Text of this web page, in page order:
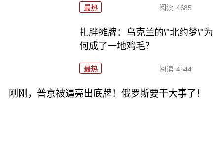
最热 阅读 4685
扎胖摊牌：乌克兰的\"北约梦\"为
何成了一地鸡毛？
最热 阅读 4544
刚刚，普京被逼亮出底牌！俄罗斯要干大事了！